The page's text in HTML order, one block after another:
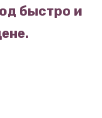
быстро и